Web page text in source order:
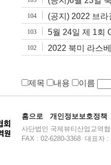
104 (공지) 2022 브
103 5월 24일 제 1회
102 2022 북미 라스
제목 내용 이름
홈으로 개인정보보호정책
사단법인 국제뷰티산업교역
FAX : 02-6280-3368 대표자